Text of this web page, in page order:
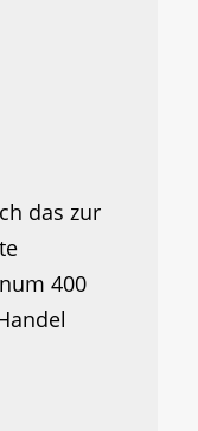
das zur
400